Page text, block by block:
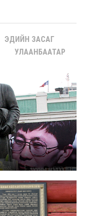
ЭДИЙН ЗАСАГ
УЛААНБААТАР